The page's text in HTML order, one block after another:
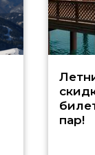
пар!